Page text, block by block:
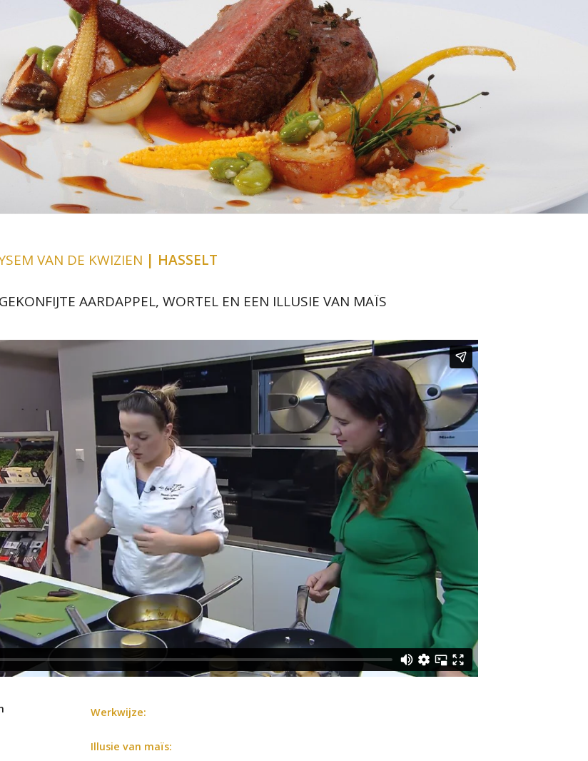
VAN DE KWIZIEN | HASSELT
AARDAPPEL, WORTEL EN EEN ILLUSIE VAN MAÏS
Werkwijze:
Illusie van maïs: